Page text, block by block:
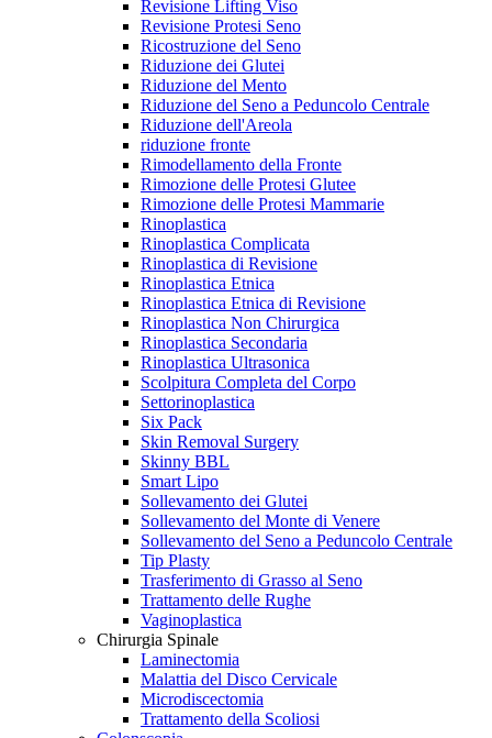
Revisione Lifting Viso
Revisione Protesi Seno
Ricostruzione del Seno
Riduzione dei Glutei
Riduzione del Mento
Riduzione del Seno a Peduncolo Centrale
Riduzione dell'Areola
riduzione fronte
Rimodellamento della Fronte
Rimozione delle Protesi Glutee
Rimozione delle Protesi Mammarie
Rinoplastica
Rinoplastica Complicata
Rinoplastica di Revisione
Rinoplastica Etnica
Rinoplastica Etnica di Revisione
Rinoplastica Non Chirurgica
Rinoplastica Secondaria
Rinoplastica Ultrasonica
Scolpitura Completa del Corpo
Settorinoplastica
Six Pack
Skin Removal Surgery
Skinny BBL
Smart Lipo
Sollevamento dei Glutei
Sollevamento del Monte di Venere
Sollevamento del Seno a Peduncolo Centrale
Tip Plasty
Trasferimento di Grasso al Seno
Trattamento delle Rughe
Vaginoplastica
Chirurgia Spinale
Laminectomia
Malattia del Disco Cervicale
Microdiscectomia
Trattamento della Scoliosi